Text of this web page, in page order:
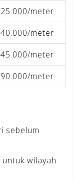
meter
meter
meter
meter
sebelum
wilayah